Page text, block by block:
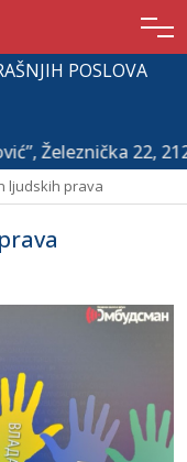
POSLOVA
Železnička 22,
ljudskih prava